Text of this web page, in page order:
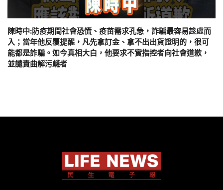
陳時中:防疫期間社會恐慌、疫苗需求孔急，詐騙最容易趁虛而
入；當年他反覆提醒，凡先拿訂金、拿不出出貨證明的，很可
能都是詐騙。如今真相大白，他要求不實指控者向社會道歉，
並譴責曲解污衊者